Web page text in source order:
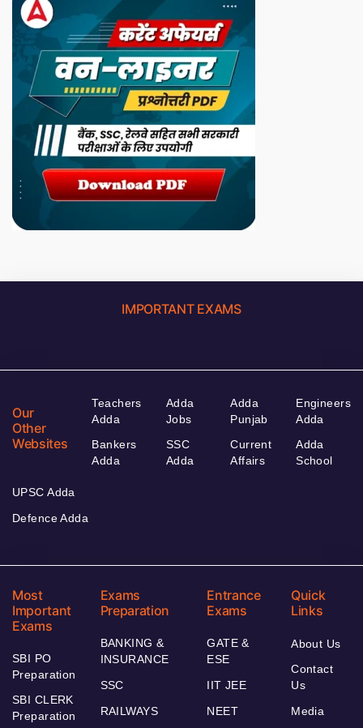
IMPORTANT EXAMS
Our
Other
Websites
Teachers
Adda
Bankers
Adda
Adda
Jobs
SSC
Adda
Adda
Punjab
Current
Affairs
Engineers
Adda
Adda
School
UPSC Adda
Defence Adda
Most
Important
Exams
SBI PO
Preparation
SBI CLERK
Preparation
Exams
Preparation
BANKING &
INSURANCE
SSC
RAILWAYS
Entrance
Exams
GATE &
ESE
IIT JEE
NEET
Quick
Links
About Us
Contact
Us
Media